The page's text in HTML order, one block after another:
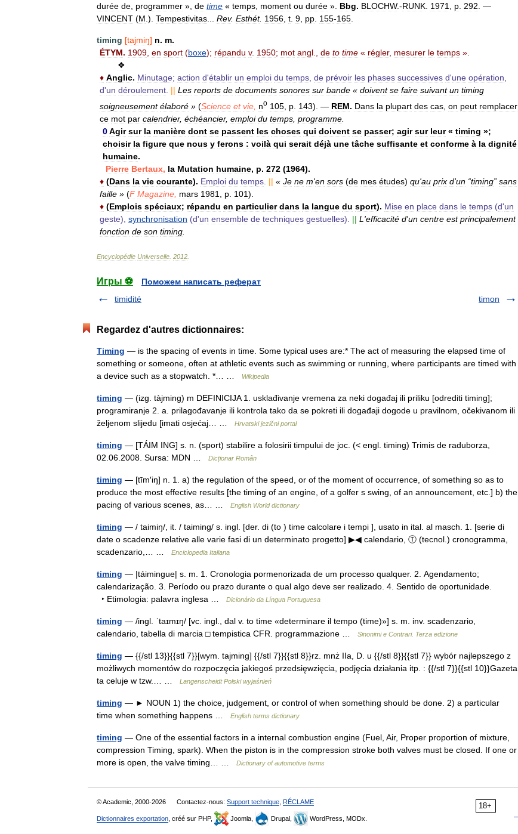
durée de, programmer », de time « temps, moment ou durée ». Bbg. BLOCHW.-RUNK. 1971, p. 292. —
VINCENT (M.). Tempestivitas... Rev. Esthét. 1956, t. 9, pp. 155-165.
timing [tajmiŋ] n. m.
ÉTYM. 1909, en sport (boxe); répandu v. 1950; mot angl., de to time « régler, mesurer le temps ».
❖
♦ Anglic. Minutage; action d'établir un emploi du temps, de prévoir les phases successives d'une opération,
d'un déroulement. || Les reports de documents sonores sur bande « doivent se faire suivant un timing
soigneusement élaboré » (Science et vie no 105 p 143). — REM. Dans la plupart des cas on peut remplacer
ce mot par calendrier, échéancier, emploi du temps programme
0Agir sur la manière dont se passent les choses qui doivent se passer; agir sur leur« timing »;
choisir la figure que nous y ferons : voilà qui serait déjà une tâche suffisante et conforme à la dignité
humaine.
Pierre Bertaux, la Mutation humaine, p. 272 (1964).
♦ (Dans la vie courante). Emploi du temps || « Je ne m'en sors (de mes études) qu'au prix d'un “timing” sans
faille » (F Magazine mars 1981 p 101).
♦ (Emplois spéciaux; répandu en particulier dans la langue du sport). Mise en place dans le temps (d'un
geste), synchronisation (d'un ensemble de techniques gestuelles). || L 'efficacité d'un centre est principalement
fonction de son timing
Encyclopédie Universelle 2012
Игры ⚽
Поможем написать реферат
timidité
timon
Regardez d'autres dictionnaires:
Timing — is the spacing of events in time. Some typical uses are:* The act of measuring the elapsed time of
something or someone, often at athletic events such as swimming or running, where participants are timed with
a device such as a stopwatch. *… …
Wikipedia
timing — (izg. tàjming) m DEFINICIJA 1. usklađivanje vremena za neki događaj ili priliku [odrediti timing];
programiranje 2. a. prilagođavanje ili kontrola tako da se pokreti ili događaji dogode u pravilnom, očekivanom ili
željenom slijedu [imati osjećaj… …
Hrvatski jezični portal
timing — [TÁIM ING] s. n. (sport) stabilire a folosirii timpului de joc. (< engl. timing) Trimis de raduborza,
02.06.2008. Sursa: MDN …
Dicționar Român
timing — [tīm′iŋ] n. 1. a) the regulation of the speed, or of the moment of occurrence, of something so as to
produce the most effective results [the timing of an engine, of a golfer s swing, of an announcement, etc.] b) the
pacing of various scenes, as… …
English World dictionary
timing — / taimiŋ/, it. / taiming/ s. ingl. [der. di (to ) time calcolare i tempi ], usato in ital. al masch. 1. [serie di
date o scadenze relative alle varie fasi di un determinato progetto] ▶◀ calendario, Ⓣ (tecnol.) cronogramma,
scadenzario,… …
Enciclopedia Italiana
timing — |táimingue| s. m. 1. Cronologia pormenorizada de um processo qualquer. 2. Agendamento;
calendarização. 3. Período ou prazo durante o qual algo deve ser realizado. 4. Sentido de oportunidade.
‣ Etimologia: palavra inglesa …
Dicionário da Língua Portuguesa
timing — /ingl. ˈtaɪmɪŋ/ [vc. ingl., dal v. to time «determinare il tempo (time)»] s. m. inv. scadenzario,
calendario, tabella di marcia □ tempistica CFR. programmazione …
Sinonimi e Contrari. Terza edizione
timing — {{/stl 13}}{{stl 7}}[wym. tajming] {{/stl 7}}{{stl 8}}rz. mnż IIa, D. u {{/stl 8}}{{stl 7}} wybór najlepszego z
możliwych momentów do rozpoczęcia jakiegoś przedsięwzięcia, podjęcia działania itp. : {{/stl 7}}{{stl 10}}Gazeta
ta celuje w tzw.… …
Langenscheidt Polski wyjaśnień
timing — ► NOUN 1) the choice, judgement, or control of when something should be done. 2) a particular
time when something happens …
English terms dictionary
timing — One of the essential factors in a internal combustion engine (Fuel, Air, Proper proportion of mixture,
compression Timing, spark). When the piston is in the compression stroke both valves must be closed. If one or
more is open, the valve timing… …
Dictionary of automotive terms
18+
© Academic, 2000-2026 Contactez-nous: Support technique RÉCLAME
Dictionnaires exportation , créé sur PHP, Joomla, Drupal, WordPress, MODx.